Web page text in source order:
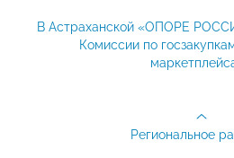
В Астраханской «ОПОРЕ
Комиссии по
Региональное